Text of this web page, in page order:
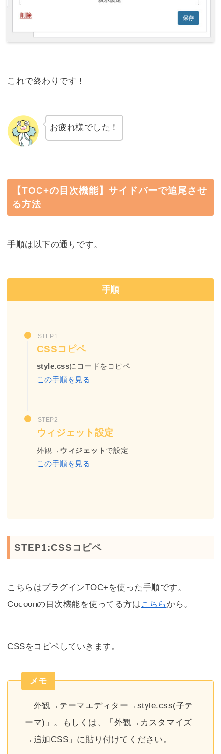
これで終わりです！
お疲れ様でした！
【TOC+の目次機能】サイドバーで追尾させ
る方法
手順は以下の通りです。
手順
STEP1
CSSコピペ
style.cssにコードをコピペ
この手順を見る
STEP2
ウィジェット設定
外観→ ウィジェット で設定
この手順を見る
STEP1:CSSコピペ
こちらはプラグインTOC+を使った手順です。
Cocoonの目次機能を使ってる方はこちら から。
CSSをコピペしていきます。
メモ
「外観→テーマエディター→style.css(子テ
ーマ)」。もしくは、「外観→カスタマイズ
→追加CSS」に貼り付けてください。